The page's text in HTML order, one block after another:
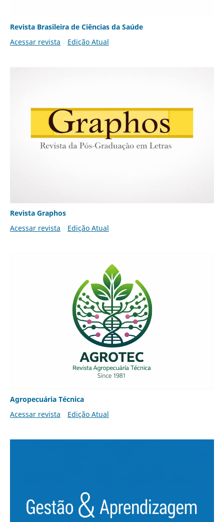
Revista Brasileira de Ciências da Saúde
Acessar revista
Edição Atual
Revista Graphos
Acessar revista
Edição Atual
Agropecuária Técnica
Acessar revista
Edição Atual